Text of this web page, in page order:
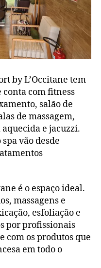
by L’Occitane tem
conta com fitness
salão de
de massagem,
e jacuzzi.
vão desde
é o espaço ideal.
massagens e
esfoliação e
por profissionais
com os produtos que
em todo o